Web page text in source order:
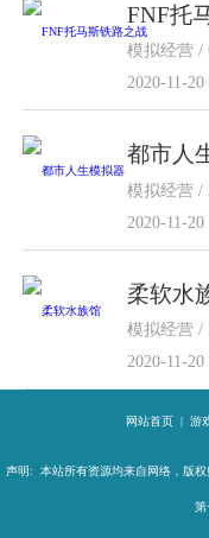
FNF托
模拟经营 /
2020-11-20
都市人
模拟经营 /
2020-11-20
柔软水
模拟经营 /
2020-11-20
网站首页 | 游
声明: 本站所有资源均来自网络，版
第